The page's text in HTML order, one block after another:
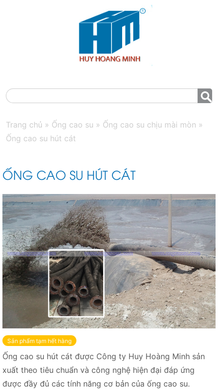
Trang chủ » Ống cao su » Ống cao su chịu mài mòn »
Ống cao su hút cát
ỐNG CAO SU HÚT CÁT
Sản phẩm tạm hết hàng
Ống cao su hút cát được Công ty Huy Hoàng Minh sản
xuất theo tiêu chuẩn và công nghệ hiện đại đáp ứng
được đầy đủ các tính năng cơ bản của ống cao su.